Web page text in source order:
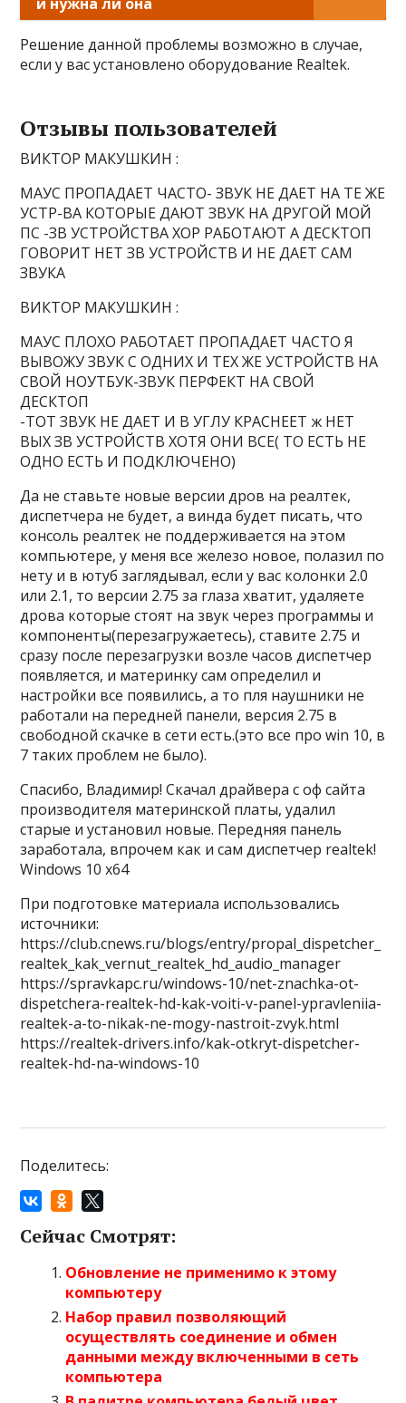
Решение данной проблемы возможно в случае,
если у вас установлено оборудование Realtek.
Отзывы пользователей
ВИКТОР МАКУШКИН :
МАУС ПРОПАДАЕТ ЧАСТО- ЗВУК НЕ ДАЕТ НА ТЕ ЖЕ
УСТР-ВА КОТОРЫЕ ДАЮТ ЗВУК НА ДРУГОЙ МОЙ
ПС -ЗВ УСТРОЙСТВА ХОР РАБОТАЮТ А ДЕСКТОП
ГОВОРИТ НЕТ ЗВ УСТРОЙСТВ И НЕ ДАЕТ САМ
ЗВУКА
ВИКТОР МАКУШКИН :
МАУС ПЛОХО РАБОТАЕТ ПРОПАДАЕТ ЧАСТО Я
ВЫВОЖУ ЗВУК С ОДНИХ И ТЕХ ЖЕ УСТРОЙСТВ НА
СВОЙ НОУТБУК-ЗВУК ПЕРФЕКТ НА СВОЙ
ДЕСКТОП
-ТОТ ЗВУК НЕ ДАЕТ И В УГЛУ КРАСНЕЕТ ж НЕТ
ВЫХ ЗВ УСТРОЙСТВ ХОТЯ ОНИ ВСЕ( ТО ЕСТЬ НЕ
ОДНО ЕСТЬ И ПОДКЛЮЧЕНО)
Да не ставьте новые версии дров на реалтек,
диспетчера не будет, а винда будет писать, что
консоль реалтек не поддерживается на этом
компьютере, у меня все железо новое, полазил по
нету и в ютуб заглядывал, если у вас колонки 2.0
или 2.1, то версии 2.75 за глаза хватит, удаляете
дрова которые стоят на звук через программы и
компоненты(перезагружаетесь), ставите 2.75 и
сразу после перезагрузки возле часов диспетчер
появляется, и материнку сам определил и
настройки все появились, а то пля наушники не
работали на передней панели, версия 2.75 в
свободной скачке в сети есть.(это все про win 10, в
7 таких проблем не было).
Спасибо, Владимир! Скачал драйвера с оф сайта
производителя материнской платы, удалил
старые и установил новые. Передняя панель
заработала, впрочем как и сам диспетчер realtek!
Windows 10 x64
При подготовке материала использовались
источники:
https://club.cnews.ru/blogs/entry/propal_dispetcher_
realtek_kak_vernut_realtek_hd_audio_manager
https://spravkapc.ru/windows-10/net-znachka-ot-
dispetchera-realtek-hd-kak-voiti-v-panel-ypravleniia-
realtek-a-to-nikak-ne-mogy-nastroit-zvyk.html
https://realtek-drivers.info/kak-otkryt-dispetcher-
realtek-hd-na-windows-10
Поделитесь:
Сейчас Смотрят:
Обновление не применимо к этому
компьютеру
Набор правил позволяющий
осуществлять соединение и обмен
данными между включенными в сеть
компьютера